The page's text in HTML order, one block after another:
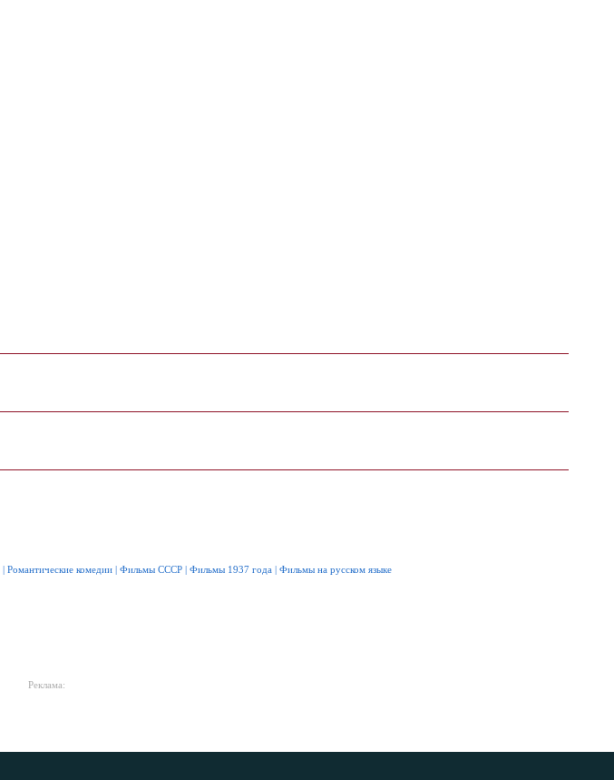
| Романтические комедии | Фильмы СССР | Фильмы 1937 года | Фильмы на русском языке
Реклама: